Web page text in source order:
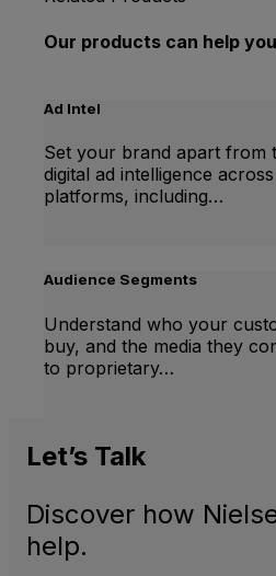
Our products can help
Ad Intel
Set your brand apart from
digital ad intelligence
platforms, including…
Audience Segments
Understand who your
buy, and the media they
to proprietary…
Let’s Talk
Discover how
help.